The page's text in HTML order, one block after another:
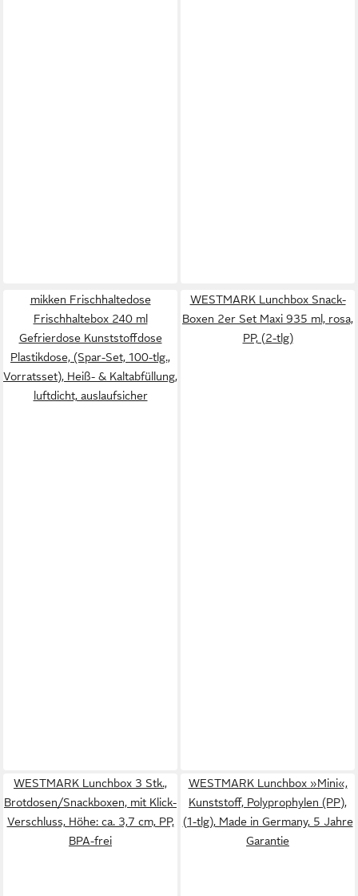
mikken Frischhaltedose
Frischhaltebox 240 ml
Gefrierdose Kunststoffdose
Plastikdose, (Spar-Set, 100-tlg.,
Vorratsset), Heiß- & Kaltabfüllung,
luftdicht, auslaufsicher
WESTMARK Lunchbox Snack-
Boxen 2er Set Maxi 935 ml, rosa,
PP, (2-tlg)
WESTMARK Lunchbox 3 Stk.,
Brotdosen/Snackboxen, mit Klick-
Verschluss, Höhe: ca. 3,7 cm, PP,
BPA-frei
WESTMARK Lunchbox »Mini«,
Kunststoff, Polyprophylen (PP),
(1-tlg), Made in Germany, 5 Jahre
Garantie